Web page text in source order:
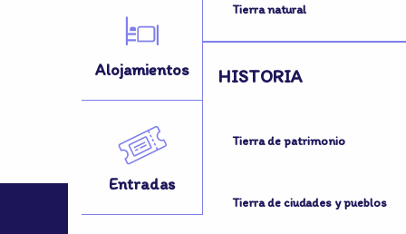
Tierra natural
HISTORIA
Tierra de patrimonio
Tierra de ciudades y pueblos
Alojamientos Actividades
Entradas